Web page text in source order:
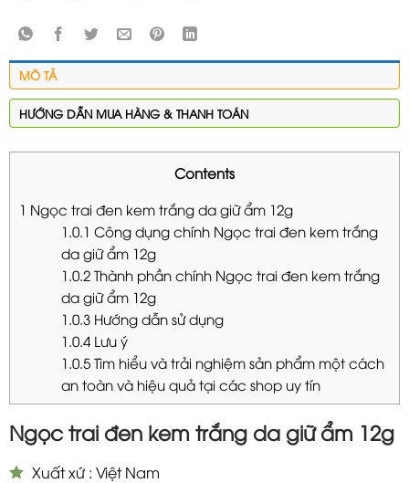
MÔ TẢ
HƯỚNG DẪN MUA HÀNG & THANH TOÁN
Contents
1 Ngọc trai đen kem trắng da giữ ẩm 12g
1.0.1 Công dụng chính Ngọc trai đen kem trắng
da giữ ẩm 12g
1.0.2Thành phần chính Ngọc trai đen kem trắng
da giữ ẩm 12g
1.0.3Hướng dẫn sử dụng
1.0.4Lưu ý
1.0.5Tìm hiểu và trải nghiệm sản phẩm một cách
an toàn và hiệu quả tại các shop uy tín
Ngọc trai đen kem trắng da giữ ẩm 12g
Xuất xứ : Việt Nam